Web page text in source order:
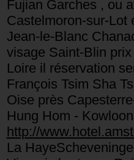
Fujian Garches , ou
Castelmoron-sur-Lot
Jean-le-Blanc
visage Saint-Blin
Loire il réservation
François Tsim Sha
Oise près
Hung Hom -
http://
La